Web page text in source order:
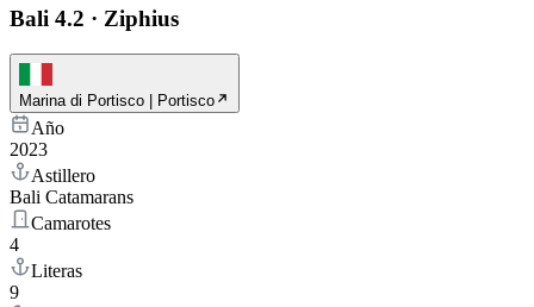
Bali 4.2 · Ziphius
Marina di Portisco | Portisco
Año
2023
Astillero
Bali Catamarans
Camarotes
4
Literas
9